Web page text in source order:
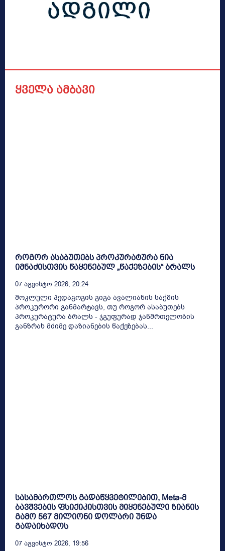
ყველა ამბავი
როგორ ასაბუთებს პროკურატურა ნია
იმნაძისთვის წაყენებულ „წაქეზების“ ბრალს
07 Აგვისტო 2026, 20:24
მოკლული პედაგოგის გიგა ავალიანის საქმის
პროკურორი განმარტავს, თუ როგორ ასაბუთებს
პროკურატურა ბრალს - ჯგუფურად ჯანმრთელობის
განზრახ მძიმე დაზიანების წაქეზებას...
სასამართლოს გადაწყვეტილებით, Meta-მ
ბავშვების ფსიქიკისთვის მიყენებული ზიანის
გამო 567 მილიონი დოლარი უნდა
გადაიხადოს
07 Აგვისტო 2026, 19:56